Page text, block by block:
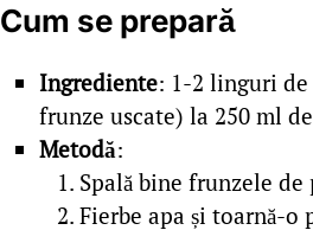
Cum se prepară
Ingrediente: 1-2 linguri
frunze uscate) la 250 ml
Metodă:
Spală bine frunzele de
Fierbe apa și toarnă-o